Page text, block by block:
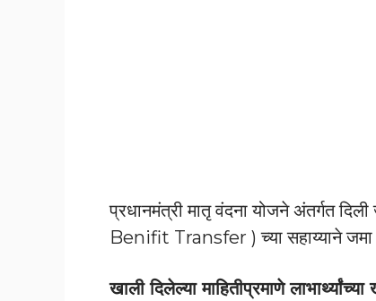
प्रधानमंत्री मातृ वंदना योजने अंतर्गत
Benifit Transfer ) च्या सहाय्याने जमा
खाली दिलेल्या माहितीप्रमाणे